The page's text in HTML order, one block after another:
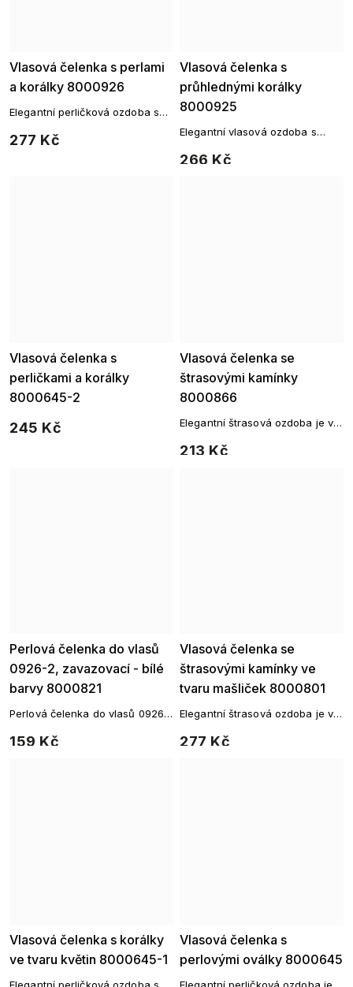
Vlasová čelenka s perlami
a korálky 8000926
277 Kč
Elegantní perličková ozdoba s
perličkami
Vlasová čelenka s
průhlednými korálky
8000925
266 Kč
Elegantní vlasová ozdoba s
Vlasová čelenka s
perličkami a korálky
8000645-2
245 Kč
Vlasová čelenka se
štrasovými kamínky
8000866
213 Kč
Elegantní štrasová ozdoba je ve
Perlová čelenka do vlasů
0926-2, zavazovací - bílé
barvy 8000821
159 Kč
Perlová čelenka do vlasů 0926-
Vlasová čelenka se
štrasovými kamínky ve
tvaru mašliček 8000801
277 Kč
Elegantní štrasová ozdoba je ve
Vlasová čelenka s korálky
ve tvaru květin 8000645-1
Vlasová čelenka s
perlovými oválky 8000645